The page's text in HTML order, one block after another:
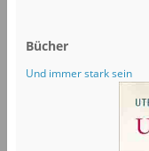
Bücher
Und immer stark sein